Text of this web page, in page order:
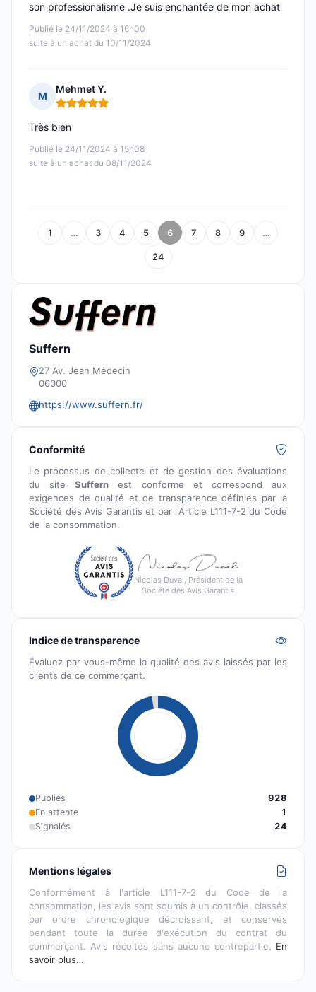
Publié le 24/11/2024 à 16h00
suite à un achat du 10/11/2024
son professionalisme .Je suis enchantée de mon achat
M
Mehmet Y.
Note : 5 sur 5
Publié le 24/11/2024 à 15h08
suite à un achat du 08/11/2024
Très bien
1 … 3 4 5 6 7 8 9 …
24
Suffern
27 Av. Jean Médecin
06000
https://www.suffern.fr/
Conformité
Le processus de collecte et de gestion des évaluations
du siteSuffern est conforme et correspond aux
exigences de qualité et de transparence définies par la
Société des Avis Garantis et par l'Article L111-7-2 du Code
de la consommation.
Nicolas Duval, Président de la
Société des Avis Garantis
Indice de transparence
Évaluez par vous-même la qualité des avis laissés par les
clients de ce commerçant.
Publiés
928
En attente
1
Signalés
24
Mentions légales
Conformément à l'article L111-7-2 du Code de la
consommation, les avis sont soumis à un contrôle, classés
par ordre chronologique décroissant, et conservés
pendant toute la durée d'exécution du contrat du
commerçant. Avis récoltés sans aucune contrepartie. En
savoir plus…